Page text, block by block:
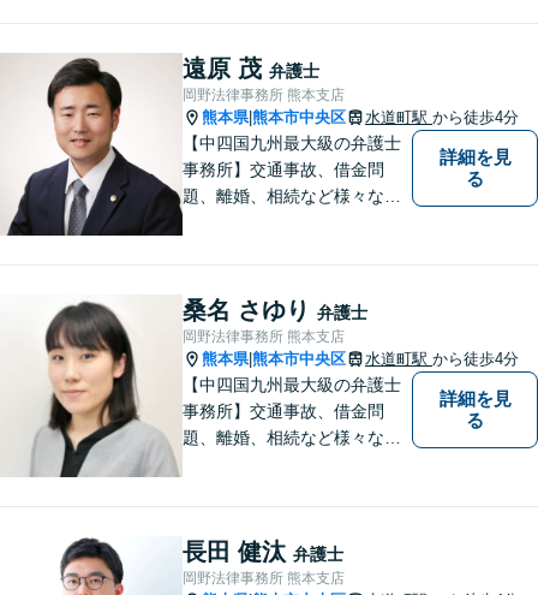
未来が明るくなるよう全力で
サポートいたします【初回相
談無料】【子連れ相談可】
遠原 茂 弁護士
岡野法律事務所 熊本支店
熊本県|熊本市中央区 水道町駅 から徒歩4分
【中四国九州最大級の弁護士
事務所】交通事故、借金問
題、離婚、相続など様々な問
い！
詳細を見
る
桑名 さゆり 弁護士
岡野法律事務所 熊本支店
熊本県|熊本市中央区 水道町駅 から徒歩4分
【中四国九州最大級の弁護士
事務所】交通事故、借金問
題、離婚、相続など様々な問
い！
詳細を見
る
長田 健汰 弁護士
岡野法律事務所 熊本支店